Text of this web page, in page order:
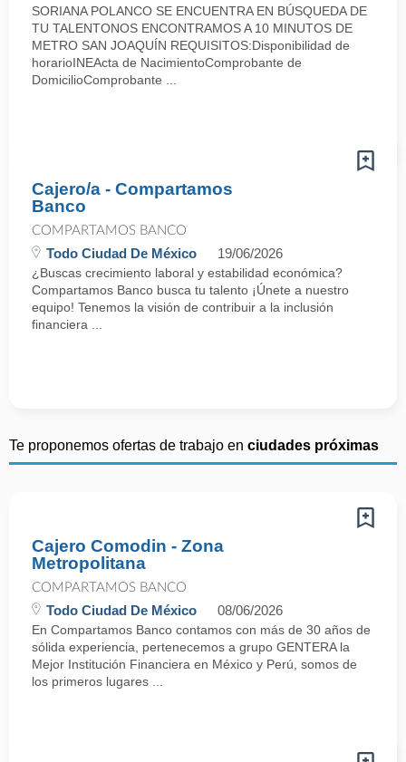
SORIANA POLANCO SE ENCUENTRA EN BÚSQUEDA DE
TU TALENTONOS ENCONTRAMOS A 10 MINUTOS DE
METRO SAN JOAQUÍN REQUISITOS:Disponibilidad de
horarioINEActa de NacimientoComprobante de
DomicilioComprobante ...
Cajero/a - Compartamos
Banco
COMPARTAMOS BANCO
Todo Ciudad De México 19/06/2026
¿Buscas crecimiento laboral y estabilidad económica?
Compartamos Banco busca tu talento ¡Únete a nuestro
equipo! Tenemos la visión de contribuir a la inclusión
financiera ...
Te proponemos ofertas de trabajo en ciudades próximas
Cajero Comodin - Zona
Metropolitana
COMPARTAMOS BANCO
Todo Ciudad De México 08/06/2026
En Compartamos Banco contamos con más de 30 años de
sólida experiencia, pertenecemos a grupo GENTERA la
Mejor Institución Financiera en México y Perú, somos de
los primeros lugares ...